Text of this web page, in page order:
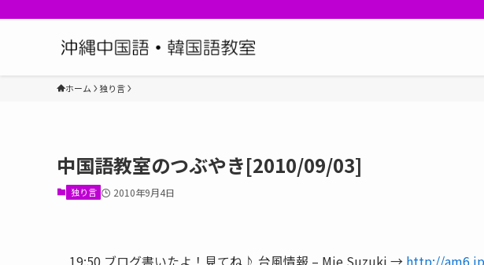
ホーム 独り言
中国語教室のつぶやき[2010/09/03]
独り言 2010年9月4日
19:50 ブログ書いたよ！見てね♪ 台風情報 – Mie Suzuki → http://